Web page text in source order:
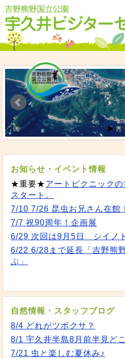
お知らせ・イベント情報
★重要★アートピクニック
スタート。
7/10 7/26 昆虫お兄さん在館！
7/7 祝90周年！企画展
6/29 次回は9月5日 シイノ
6/22 6/28まで延長「吉野熊
ぶ」
自然情報・スタッフブログ
8/4 どれがツボクサ？
8/1 宇久井半島8月前半見ど
7/21 虫と楽しむ夏休み♪